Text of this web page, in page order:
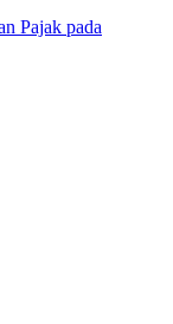
Pajak pada